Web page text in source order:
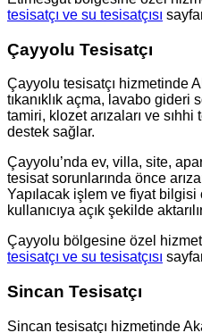
tesisatçı ve su tesisatçısı
Çayyolu Tesisatçı
Çayyolu tesisatçı hizmetinde
tıkanıklık açma, lavabo gideri
tamiri, klozet arızaları ve
destek sağlar.
Çayyolu’nda ev, villa, site,
tesisat sorunlarında önce
Yapılacak işlem ve fiyat
kullanıcıya açık şekilde
Çayyolu bölgesine özel
tesisatçı ve su tesisatçısı
Sincan Tesisatçı
Sincan tesisatçı hizmetinde